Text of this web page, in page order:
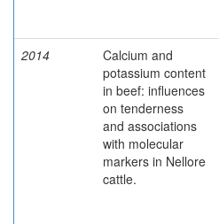
2014
Calcium and
potassium content
in beef: influences
on tenderness
and associations
with molecular
markers in Nellore
cattle.